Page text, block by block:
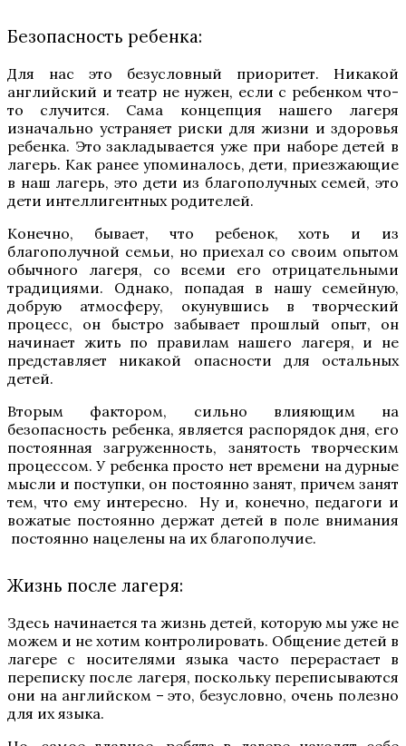
Безопасность ребенка:
Для нас это безусловный приоритет. Никакой
английский и театр не нужен, если с ребенком что-
то случится. Сама концепция нашего лагеря
изначально устраняет риски для жизни и здоровья
ребенка. Это закладывается уже при наборе детей в
лагерь. Как ранее упоминалось, дети, приезжающие
в наш лагерь, это дети из благополучных семей, это
дети интеллигентных родителей.
Конечно, бывает, что ребенок, хоть и из
благополучной семьи, но приехал со своим опытом
обычного лагеря, со всеми его отрицательными
традициями. Однако, попадая в нашу семейную,
добрую атмосферу, окунувшись в творческий
процесс, он быстро забывает прошлый опыт, он
начинает жить по правилам нашего лагеря, и не
представляет никакой опасности для остальных
детей.
Вторым фактором, сильно влияющим на
безопасность ребенка, является распорядок дня, его
постоянная загруженность, занятость творческим
процессом. У ребенка просто нет времени на дурные
мысли и поступки, он постоянно занят, причем занят
тем, что ему интересно. Ну и, конечно, педагоги и
вожатые постоянно держат детей в поле внимания
постоянно нацелены на их благополучие.
Жизнь после лагеря:
Здесь начинается та жизнь детей, которую мы уже не
можем и не хотим контролировать. Общение детей в
лагере с носителями языка часто перерастает в
переписку после лагеря, поскольку переписываются
они на английском – это, безусловно, очень полезно
для их языка.